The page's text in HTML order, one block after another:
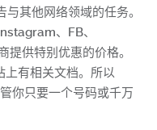
其他网络领域的任务。
、FB、
供特别优惠的价格。
上有相关文档。所以
你只要一个号码或千万